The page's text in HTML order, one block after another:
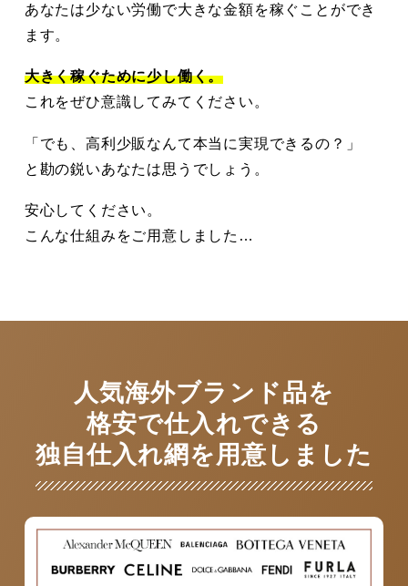
あなたは少ない労働で大きな金額を稼ぐことができ
ます。
大きく稼ぐために少し働く。
これをぜひ意識してみてください。
「でも、高利少販なんて本当に実現できるの？」
と勘の鋭いあなたは思うでしょう。
安心してください。
こんな仕組みをご用意しました…
人気海外ブランド品を
格安で仕入れできる
独自仕入れ網を用意しました